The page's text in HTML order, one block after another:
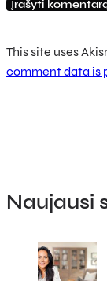
This site uses
comment data is
Naujausi